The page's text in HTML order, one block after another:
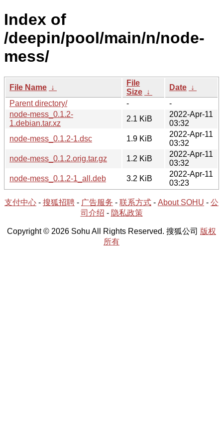
Index of
/deepin/pool/main/n/node-
mess/
File Name ↓
File
Size ↓
Date ↓
Parent directory/
-
-
node-mess_0.1.2-
1.debian.tar.xz
2.1 KiB
2022-Apr-11
03:32
node-mess_0.1.2-1.dsc
1.9 KiB
2022-Apr-11
03:32
node-mess_0.1.2.orig.tar.gz
1.2 KiB
2022-Apr-11
03:32
node-mess_0.1.2-1_all.deb
3.2 KiB
2022-Apr-11
03:23
支付中心 - 搜狐招聘 - 广告服务 - 联系方式 - About SOHU - 公
司介绍 - 隐私政策
Copyright © 2026 Sohu All Rights Reserved. 搜狐公司 版权
所有